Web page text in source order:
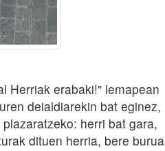
Herriak erabaki!" lemapean
deialdiarekin bat eginez,
herri bat gara,
dituen herria, bere burua